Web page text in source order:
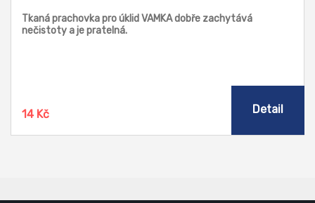
Tkaná prachovka pro úklid VAMKA dobře zachytává
nečistoty a je pratelná.
14 Kč Detail